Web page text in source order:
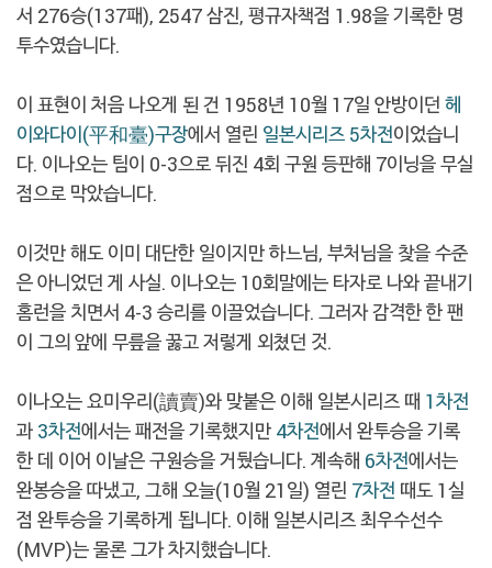
서 276승(137패), 2547 삼진, 평규자책점 1.98을 기록한 명
투수였습니다.
이 표현이 처음 나오게 된 건 1958년 10월 17일 안방이던 헤
이와다이(平和臺)구장에서 열린 일본시리즈 5차전이었습니
다. 이나오는 팀이 0-3으로 뒤진 4회 구원 등판해 7이닝을 무실
점으로 막았습니다.
이것만 해도 이미 대단한 일이지만 하느님, 부처님을 찾을 수준
은 아니었던 게 사실. 이나오는 10회말에는 타자로 나와 끝내기
홈런을 치면서 4-3 승리를 이끌었습니다. 그러자 감격한 한 팬
이 그의 앞에 무릎을 꿇고 저렇게 외쳤던 것.
이나오는 요미우리(讀賣)와 맞붙은 이해 일본시리즈 때 1차전
과 3차전에서는 패전을 기록했지만 4차전에서 완투승을 기록
한 데 이어 이날은 구원승을 거뒀습니다. 계속해 6차전에서는
완봉승을 따냈고, 그해 오늘(10월 21일) 열린 7차전 때도 1실
점 완투승을 기록하게 됩니다. 이해 일본시리즈 최우수선수
(MVP)는 물론 그가 차지했습니다.